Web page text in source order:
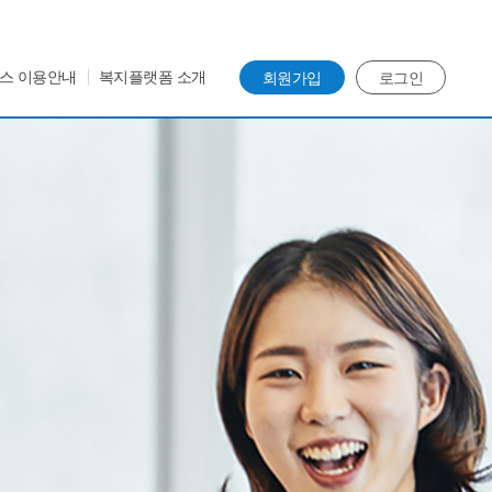
이용안내 복지플랫폼 소개 회원가입 로그인